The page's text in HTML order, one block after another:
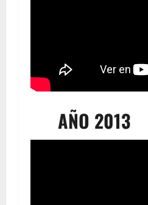
AÑO 2013